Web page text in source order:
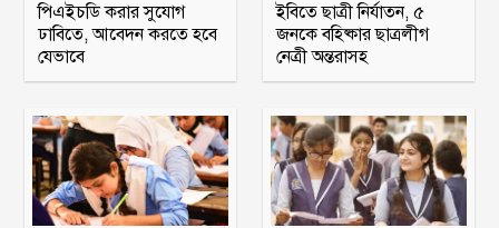
পিএইচডি করার সুযোগ
ঢাবিতে, আবেদন করতে হবে
যেভাবে
ইবিতে ছাত্রী নির্যাতন, ৫
জনকে বহিষ্কার ছাত্রলীগ
নেত্রী অন্তরাসহ